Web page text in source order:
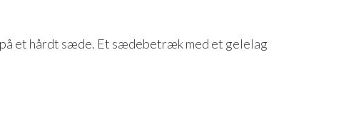
et hårdt sæde. Et sædebetræk med et gelelag